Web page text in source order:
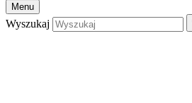
Menu
Wyszukaj